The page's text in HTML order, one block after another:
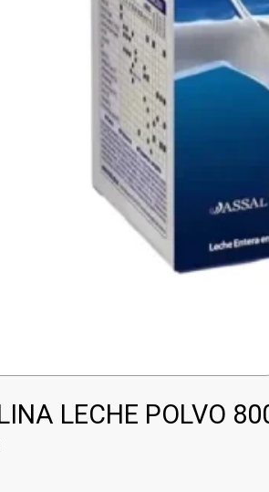
LECHE POLVO